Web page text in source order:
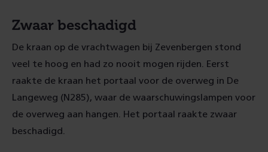
Zwaar beschadigd
De kraan op de vrachtwagen bij Zevenbergen stond
veel te hoog en had zo nooit mogen rijden. Eerst
raakte de kraan het portaal voor de overweg in De
Langeweg (N285), waar de waarschuwingslampen voor
de overweg aan hangen. Het portaal raakte zwaar
beschadigd.